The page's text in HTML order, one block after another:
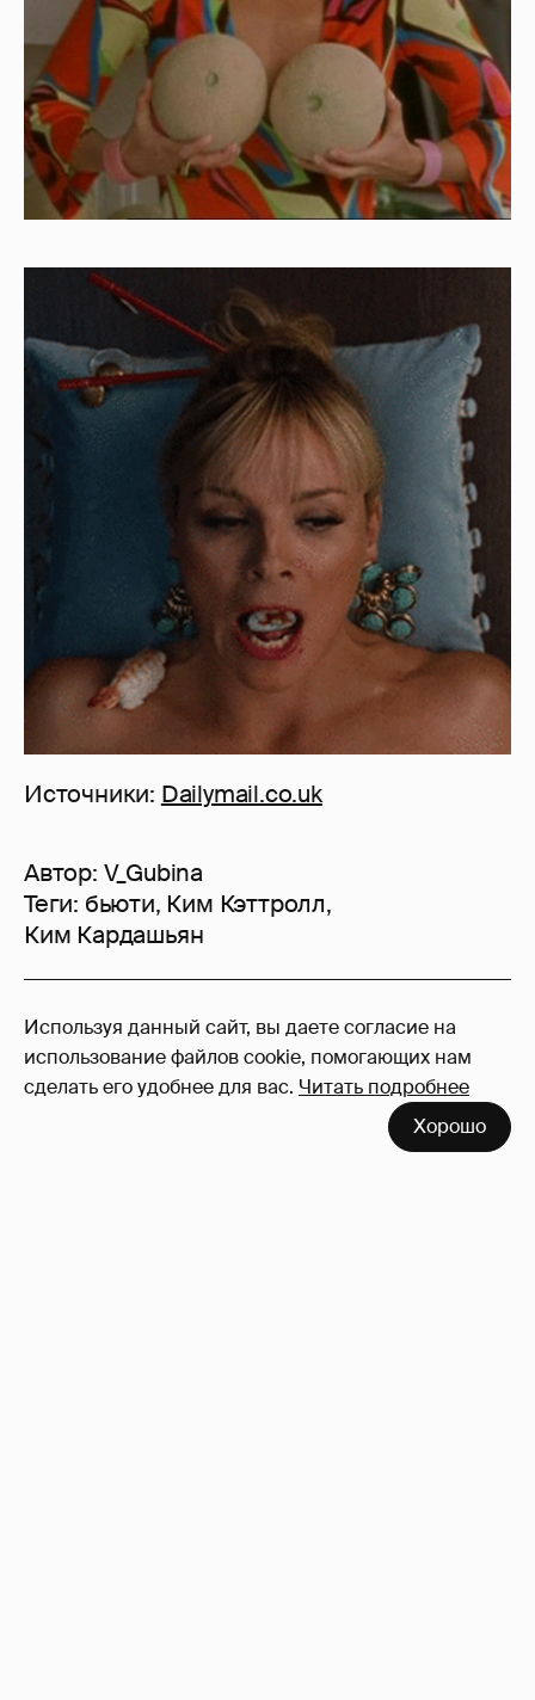
Используя данный сайт, вы даете согласие на
использование файлов cookie, помогающих нам
сделать его удобнее для вас. Читать подробнее
Хорошо
Источники: Dailymail.co.uk
Автор: V_Gubina
Теги: бьюти, Ким Кэттролл,
Ким Кардашьян
19
Войдите в аккаунт, чтобы читать и
оставлять комментарии